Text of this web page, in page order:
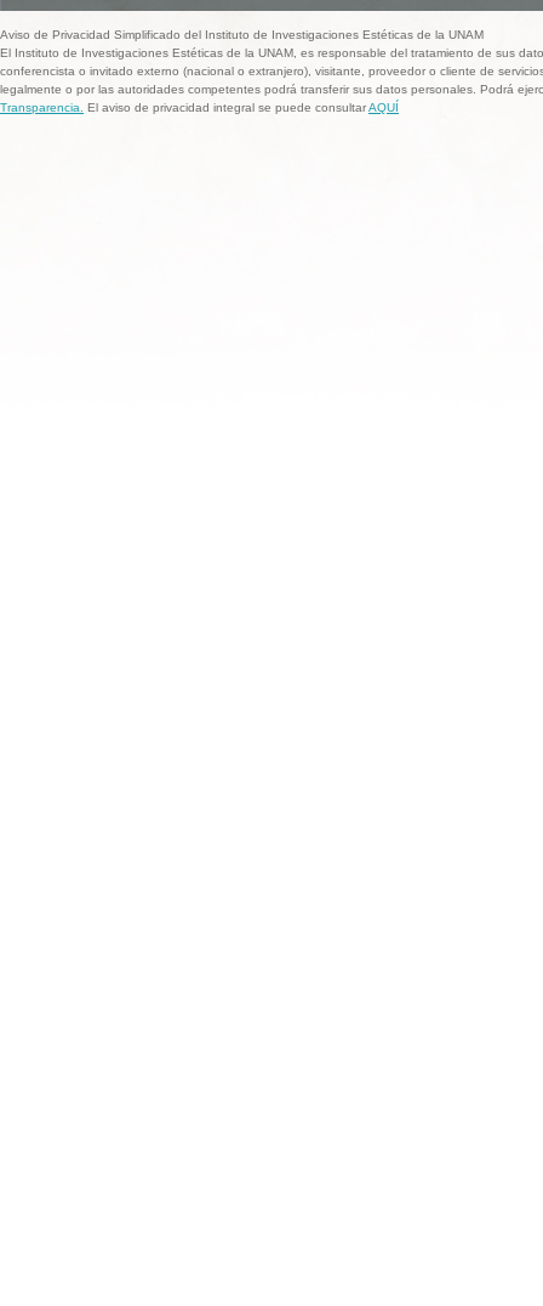
Aviso de Privacidad Simplificado del Instituto de Investigaciones Estéticas de la UNAM
El Instituto de Investigaciones Estéticas de la UNAM, es responsable del tratamiento de sus
conferencista o invitado externo (nacional o extranjero), visitante, proveedor o cliente de
legalmente o por las autoridades competentes podrá transferir sus datos personales. Podrá
Transparencia.
El aviso de privacidad integral se puede consultarAQUÍ